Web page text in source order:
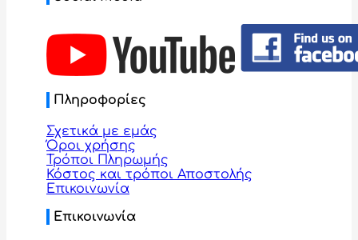
Πληροφορίες
Σχετικά με εμάς
Όροι χρήσης
Τρόποι Πληρωμής
Κόστος και τρόποι Αποστολής
Επικοινωνία
Επικοινωνία